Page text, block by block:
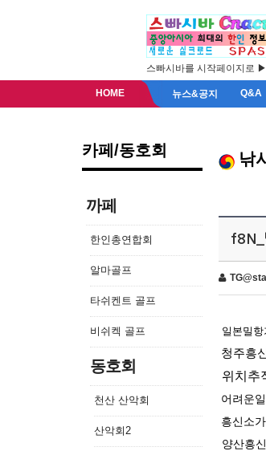
스빠시바를 시작페이지로 ▶
HOME 뉴스&공지 Q&A
카페/동호회
까페
한인총연합회
알마골프
타쉬켄트 골프
비쉬켁 골프
동호회
천산 산악회
산악회2
낚
f8N_
일본밀항
청주흥
위치추
어려운
흥신소
양산흥